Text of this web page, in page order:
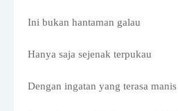
Ini bukan hantaman galau
Hanya saja sejenak terpukau
Dengan ingatan yang terasa manis